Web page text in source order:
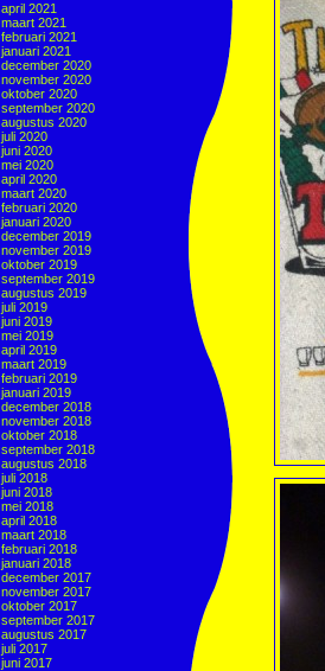
april 2021
maart 2021
februari 2021
januari 2021
december 2020
november 2020
oktober 2020
september 2020
augustus 2020
juli 2020
juni 2020
mei 2020
april 2020
maart 2020
februari 2020
januari 2020
december 2019
november 2019
oktober 2019
september 2019
augustus 2019
juli 2019
juni 2019
mei 2019
april 2019
maart 2019
februari 2019
januari 2019
december 2018
november 2018
oktober 2018
september 2018
augustus 2018
juli 2018
juni 2018
mei 2018
april 2018
maart 2018
februari 2018
januari 2018
december 2017
november 2017
oktober 2017
september 2017
augustus 2017
juli 2017
juni 2017